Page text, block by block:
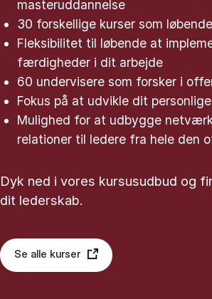
masteruddannelse
30 forskellige kurser som
Fleksibilitet til løbende at
færdigheder i dit arbejde
60 undervisere som forsker i
Fokus på at udvikle dit
Mulighed for at udbygge
relationer til ledere fra hele den
Dyk ned i vores kursusudbud og
dit lederskab.
Se alle kurser